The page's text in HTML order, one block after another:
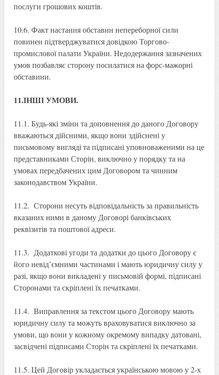
послуги грошових коштів.
10.6. Факт настання обставин непереборної сили
повинен підтверджуватися довідкою Торгово-
промислової палати України. Недодержання зазначених
умов позбавляє сторону посилатися на форс-мажорні
обставини.
11.ІНШІ УМОВИ.
11.1. Будь-які зміни та доповнення до даного Договору
вважаються дійсними, якщо вони здійснені у
письмовому вигляді та підписані уповноваженими на це
представниками Сторін, виключно у порядку та на
умовах передбачених цим Договором та чинним
законодавством України.
11.2. Сторони несуть відповідальність за правильність
вказаних ними в даному Договорі банківських
реквізитів та поштової адреси.
11.3. Додаткові угоди та додатки до цього Договору є
його невід’ємними частинами і мають юридичну силу у
разі, якщо вони викладені у письмовій формі, підписані
Сторонами та скріплені їх печатками.
11.4. Виправлення за текстом цього Договору мають
юридичну силу та можуть враховуватися виключно за
умови, що вони у кожному окремому випадку датовані,
засвідчені підписами Сторін та скріплені їх печатками.
11.5. Цей Договір укладається українською мовою у 2-х